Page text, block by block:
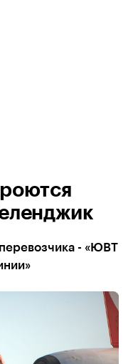
- «ЮВТ